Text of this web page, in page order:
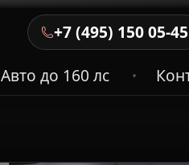
+7 (495) 150 05-45
Авто до 160 лс •